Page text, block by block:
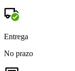
Entrega
No prazo